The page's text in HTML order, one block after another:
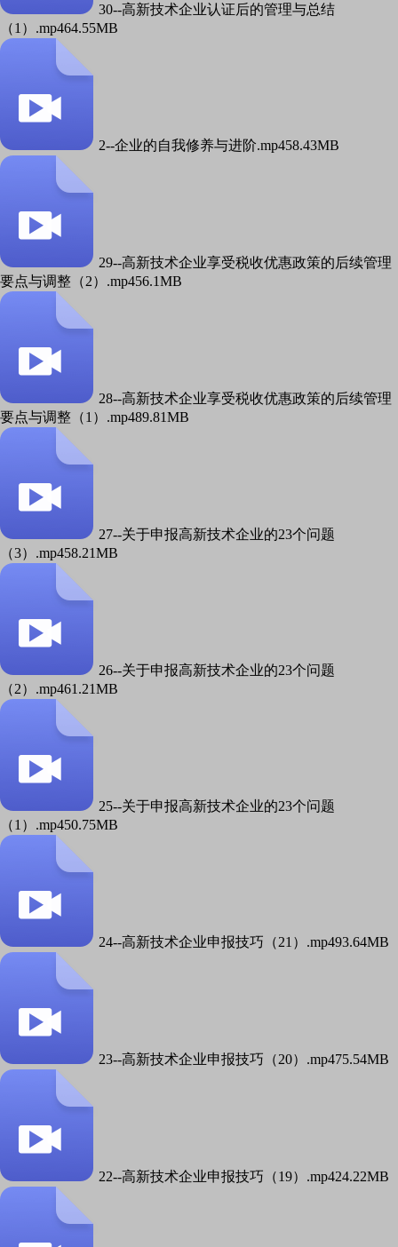
30--高新技术企业认证后的管理与总结
（1）.mp464.55MB
2--企业的自我修养与进阶.mp458.43MB
29--高新技术企业享受税收优惠政策的后续管理
要点与调整（2）.mp456.1MB
28--高新技术企业享受税收优惠政策的后续管理
要点与调整（1）.mp489.81MB
27--关于申报高新技术企业的23个问题
（3）.mp458.21MB
26--关于申报高新技术企业的23个问题
（2）.mp461.21MB
25--关于申报高新技术企业的23个问题
（1）.mp450.75MB
24--高新技术企业申报技巧（21）.mp493.64MB
23--高新技术企业申报技巧（20）.mp475.54MB
22--高新技术企业申报技巧（19）.mp424.22MB